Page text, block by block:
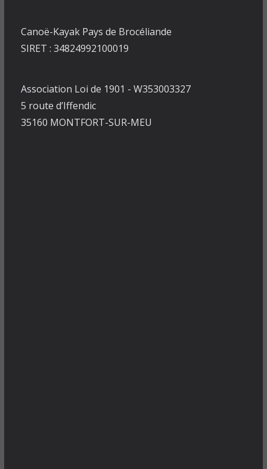
Canoë-Kayak Pays de Brocéliande
SIRET : 34824992100019
Association Loi de 1901 - W353003327
5 route d’Iffendic
35160 MONTFORT-SUR-MEU